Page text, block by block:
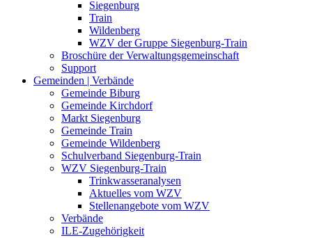
Siegenburg
Train
Wildenberg
WZV der Gruppe Siegenburg-Train
Broschüre der Verwaltungsgemeinschaft
Support
Gemeinden | Verbände
Gemeinde Biburg
Gemeinde Kirchdorf
Markt Siegenburg
Gemeinde Train
Gemeinde Wildenberg
Schulverband Siegenburg-Train
WZV Siegenburg-Train
Trinkwasseranalysen
Aktuelles vom WZV
Stellenangebote vom WZV
Verbände
ILE-Zugehörigkeit